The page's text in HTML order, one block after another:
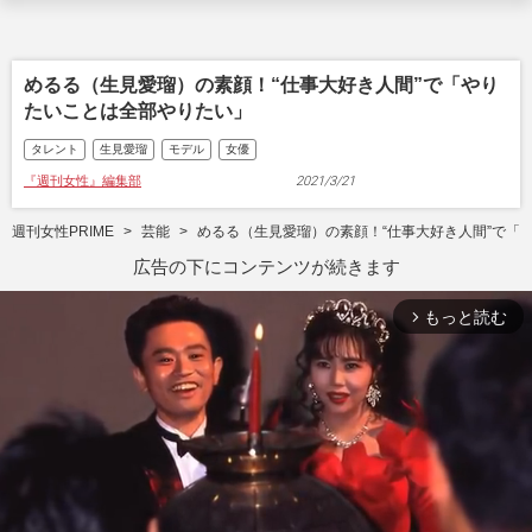
めるる（生見愛瑠）の素顔！“仕事大好き人間”で「やり
たいことは全部やりたい」
タレント 生見愛瑠 モデル 女優
『週刊女性』編集部 2021/3/21
週刊女性PRIME 芸能 めるる（生見愛瑠）の素顔！“仕事大好き人間”で「
広告の下にコンテンツが続きます
arrow_forward_ios もっと読む